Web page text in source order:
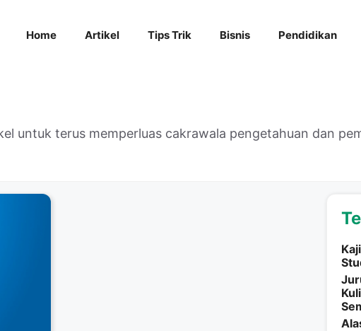
Home Artikel Tips Trik Bisnis Pendidikan
untuk terus memperluas cakrawala pengetahuan dan